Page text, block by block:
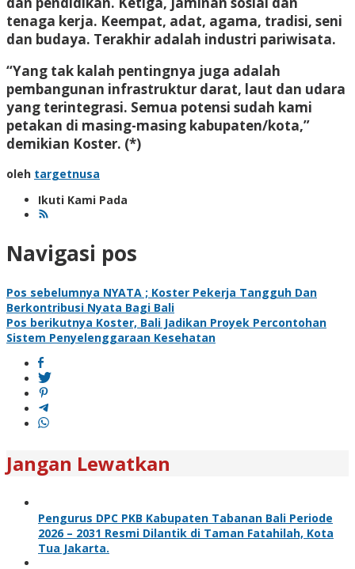
tenaga kerja. Keempat, adat, agama, tradisi, seni
dan budaya. Terakhir adalah industri pariwisata.
“Yang tak kalah pentingnya juga adalah
pembangunan infrastruktur darat, laut dan udara
yang terintegrasi. Semua potensi sudah kami
petakan di masing-masing kabupaten/kota,”
demikian Koster. (*)
oleh targetnusa
Ikuti Kami Pada
Navigasi pos
Pos sebelumnya NYATA ; Koster Pekerja Tangguh Dan
Berkontribusi Nyata Bagi Bali
Pos berikutnya Koster, Bali Jadikan Proyek Percontohan
Sistem Penyelenggaraan Kesehatan
Jangan Lewatkan
Pengurus DPC PKB Kabupaten Tabanan Bali Periode
2026 – 2031 Resmi Dilantik di Taman Fatahilah, Kota
Tua Jakarta.